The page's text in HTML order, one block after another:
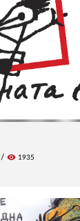
visibility 1935